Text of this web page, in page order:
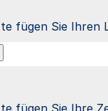
fügen Sie Ihren
fügen Sie Ihre